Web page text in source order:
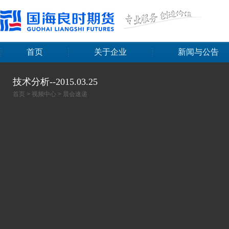
首页 关于企业 新闻与公告
技术分析--2015.03.25
首页 > 视频中心 > 晨会速递